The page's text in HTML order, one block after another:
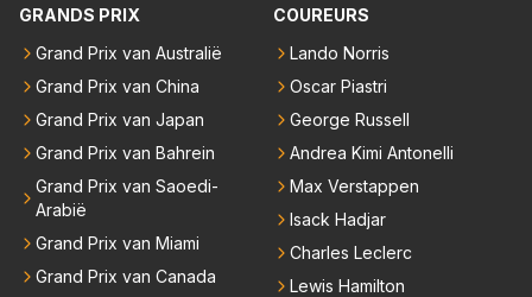
en had, werd hij helaas aan alle kanten door iederee
n achterhaald. Hij moest later opgeven vanwege een
technisch mankement. Het was ook de enige keer d
at Markus Winkelhock een officiële Formule 1 race r
GRANDS PRIX
Grand Prix van Australië
Grand Prix van China
Grand Prix van Japan
Grand Prix van Bahrein
Grand Prix van Saoedi-
Arabië
Grand Prix van Miami
Grand Prix van Canada
COUREURS
Lando Norris
Oscar Piastri
George Russell
Andrea Kimi Antonelli
Max Verstappen
Isack Hadjar
Charles Leclerc
Lewis Hamilton